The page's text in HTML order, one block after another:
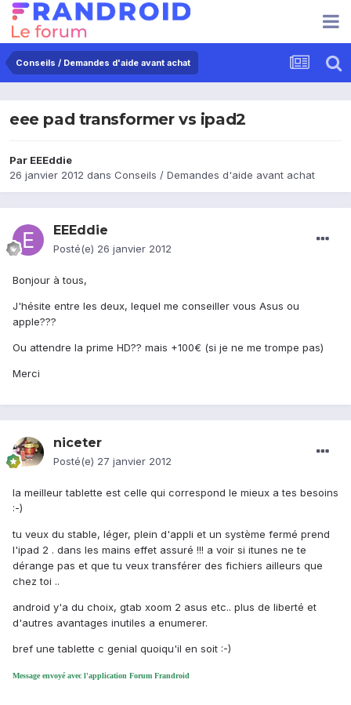
Conseils / Demandes d'aide avant achat
eee pad transformer vs ipad2
Par EEEddie
26 janvier 2012 dans Conseils / Demandes d'aide avant achat
EEEddie
Posté(e) 26 janvier 2012
Bonjour à tous,
J'hésite entre les deux, lequel me conseiller vous Asus ou
apple???
Ou attendre la prime HD?? mais +100€ (si je ne me trompe pas)
Merci
niceter
Posté(e) 27 janvier 2012
la meilleur tablette est celle qui correspond le mieux a tes besoins
:-)
tu veux du stable, léger, plein d'appli et un système fermé prend
l'ipad 2 . dans les mains effet assuré !!! a voir si itunes ne te
dérange pas et que tu veux transférer des fichiers ailleurs que
chez toi ..
android y'a du choix, gtab xoom 2 asus etc.. plus de liberté et
d'autres avantages inutiles a enumerer.
bref une tablette c genial quoiqu'il en soit :-)
Message envoyé avec l'application Forum Frandroid